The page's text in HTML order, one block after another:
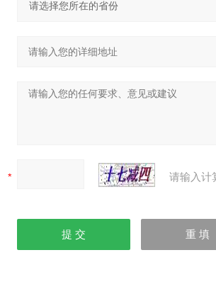
请输入计